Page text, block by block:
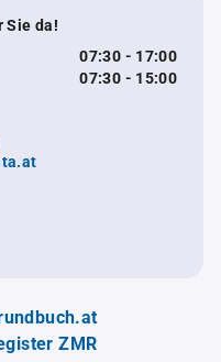
Sie da!
07:30 - 17:00
07:30 - 15:00
ZMR